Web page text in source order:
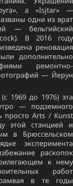
а «Isjtar» —
одни из врат
— бельгийский
В 2016 году
реновация
дополнительно
ремонтно-
— Йерун
1969 до 1976) эта
— подземного
просто Arts / Kunst
этой станцией и
в Брюссельском
эксперимента
раскопок
к нему
работ
в те годы